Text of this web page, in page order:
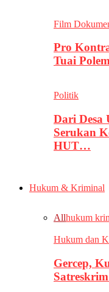
Film
Pro
Tuai
Politik
Dari
Serukan
HUT…
Hukum & Kriminal
Allhukum
Hukum dan
Gercep,